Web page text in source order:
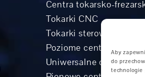
Aby
do
technologie
Centra tokarsko-
Tokarki CNC
Tokarki sterowane
Poziome centra
Uniwersalne centra